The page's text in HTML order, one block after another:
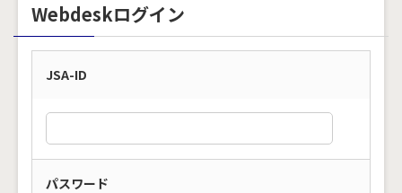
Webdeskログイン
JSA-ID
パスワード